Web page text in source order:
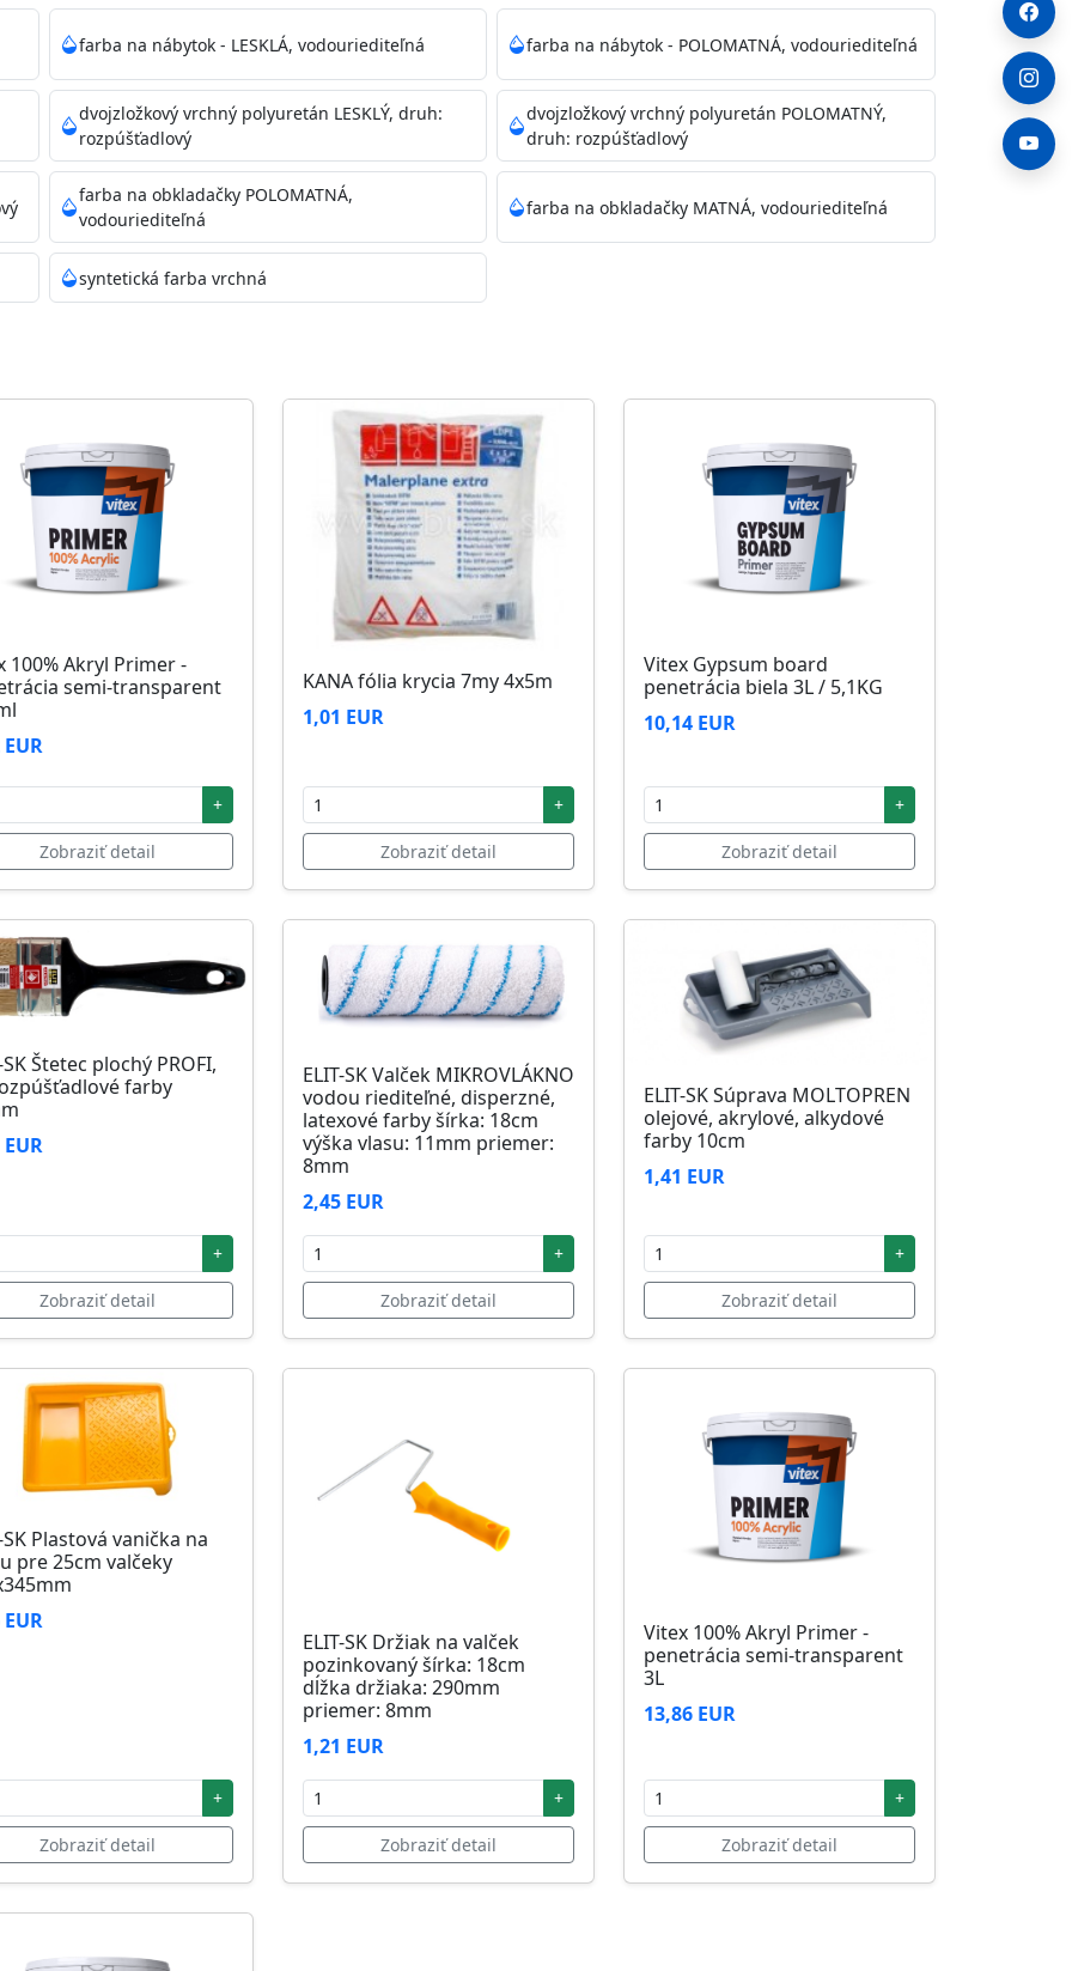
prachu, mastnoty, solí a materiálov so zlou priľnavosťou. Otvory alebo trhliny vyplňte
light putty a prebrúste. Nové alebo porézne povrchy natreté menej kvalitnými farbami
5°C až 25°C
farba na nábytok - LESKLÁ, vodouriediteľná farba na nábytok - POLOMATNÁ, vodouriediteľná
dvojzložkový vrchný polyuretán LESKLÝ, druh:
rozpúšťadlový
dvojzložkový vrchný polyuretán POLOMATNÝ,
druh: rozpúšťadlový
farba na obkladačky POLOMATNÁ,
vodouriediteľná
farba na obkladačky MATNÁ, vodouriediteľná
syntetická farba vrchná
100% Akryl Primer -
semi-transparent
+
Zobraziť detail
KANA fólia krycia 7my 4x5m
1,01 EUR
+
Zobraziť detail
Vitex Gypsum board
penetrácia biela 3L / 5,1KG
10,14 EUR
+
Zobraziť detail
SK Štetec plochý PROFI,
farby
+
Zobraziť detail
ELIT-SK Valček MIKROVLÁKNO
vodou riediteľné, disperzné,
latexové farby šírka: 18cm
výška vlasu: 11mm priemer:
8mm
2,45 EUR
+
Zobraziť detail
ELIT-SK Súprava MOLTOPREN
olejové, akrylové, alkydové
farby 10cm
1,41 EUR
+
Zobraziť detail
SK Plastová vanička na
pre 25cm valčeky
+
Zobraziť detail
ELIT-SK Držiak na valček
pozinkovaný šírka: 18cm
dĺžka držiaka: 290mm
priemer: 8mm
1,21 EUR
+
Zobraziť detail
Vitex 100% Akryl Primer -
penetrácia semi-transparent
3L
13,86 EUR
+
Zobraziť detail